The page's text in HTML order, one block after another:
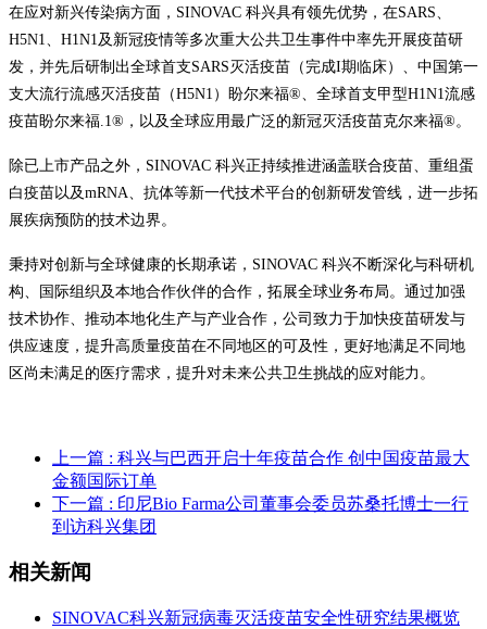
在应对新兴传染病方面，SINOVAC 科兴具有领先优势，在SARS、
H5N1、H1N1及新冠疫情等多次重大公共卫生事件中率先开展疫苗研
发，并先后研制出全球首支SARS灭活疫苗（完成I期临床）、中国第一
支大流行流感灭活疫苗（H5N1）盼尔来福®、全球首支甲型H1N1流感
疫苗盼尔来福.1®，以及全球应用最广泛的新冠灭活疫苗克尔来福®。
除已上市产品之外，SINOVAC 科兴正持续推进涵盖联合疫苗、重组蛋
白疫苗以及mRNA、抗体等新一代技术平台的创新研发管线，进一步拓
展疾病预防的技术边界。
秉持对创新与全球健康的长期承诺，SINOVAC 科兴不断深化与科研机
构、国际组织及本地合作伙伴的合作，拓展全球业务布局。通过加强
技术协作、推动本地化生产与产业合作，公司致力于加快疫苗研发与
供应速度，提升高质量疫苗在不同地区的可及性，更好地满足不同地
区尚未满足的医疗需求，提升对未来公共卫生挑战的应对能力。
上一篇 : 科兴与巴西开启十年疫苗合作 创中国疫苗最大
金额国际订单
下一篇 : 印尼Bio Farma公司董事会委员苏桑托博士一行
到访科兴集团
相关新闻
SINOVAC科兴新冠病毒灭活疫苗安全性研究结果概览